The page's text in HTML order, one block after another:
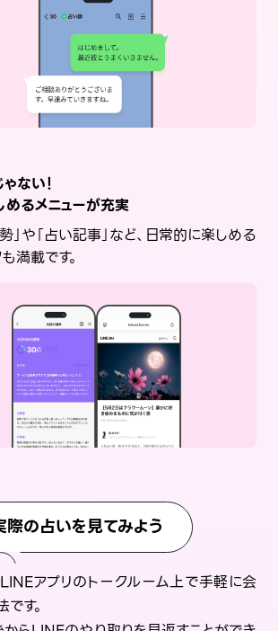
ない！
るメニューが充実
」や「占い記事」など、日常的に楽しめる
満載です。
際の占いを見てみよう
LINEアプリのトークルーム上で手軽に会
す。